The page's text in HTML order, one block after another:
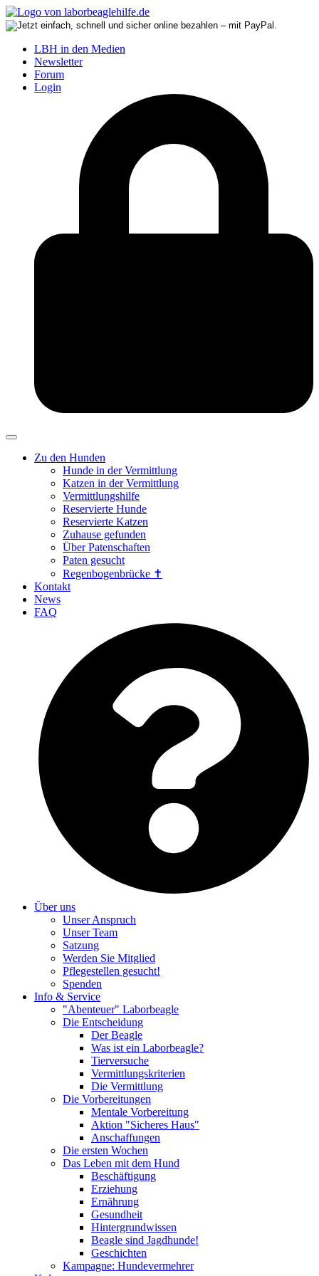
LBH in den Medien
Newsletter
Forum
Login
Zu den Hunden
Hunde in der Vermittlung
Katzen in der Vermittlung
Vermittlungshilfe
Reservierte Hunde
Reservierte Katzen
Zuhause gefunden
Über Patenschaften
Paten gesucht
Regenbogenbrücke ✝
Kontakt
News
FAQ
Über uns
Unser Anspruch
Unser Team
Satzung
Werden Sie Mitglied
Pflegestellen gesucht!
Spenden
Info & Service
"Abenteuer" Laborbeagle
Die Entscheidung
Der Beagle
Was ist ein Laborbeagle?
Tierversuche
Vermittlungskriterien
Die Vermittlung
Die Vorbereitungen
Mentale Vorbereitung
Aktion "Sicheres Haus"
Anschaffungen
Die ersten Wochen
Das Leben mit dem Hund
Beschäftigung
Erziehung
Ernährung
Gesundheit
Hintergrundwissen
Beagle sind Jagdhunde!
Geschichten
Kampagne: Hundevermehrer